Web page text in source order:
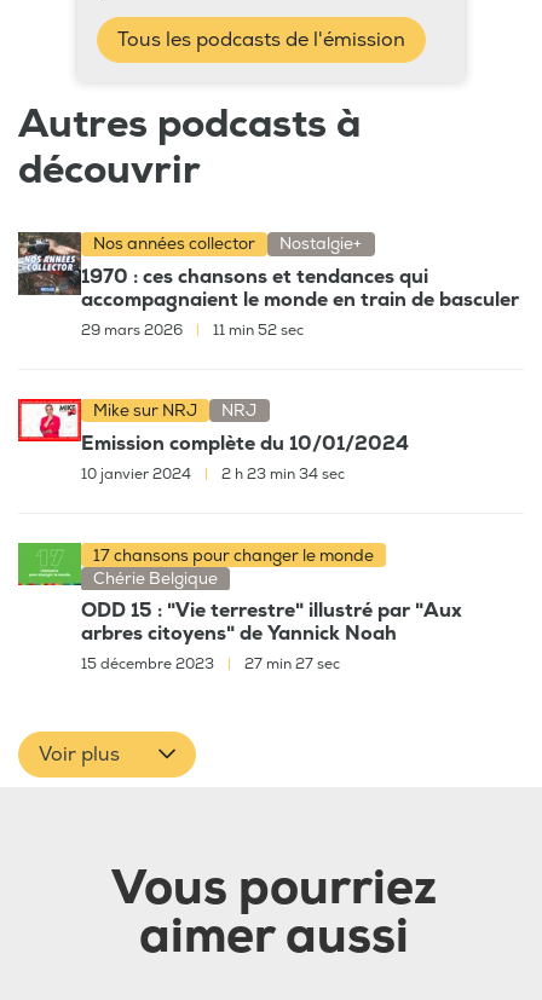
Tous les podcasts de l'émission
Autres podcasts à
découvrir
Nos années collector Nostalgie+
1970 : ces chansons et tendances qui
accompagnaient le monde en train de basculer
29 mars 2026 11 min 52 sec
Mike sur NRJ NRJ
Emission complète du 10/01/2024
10 janvier 2024 2 h 23 min 34 sec
17 chansons pour changer le monde
Chérie Belgique
ODD 15 : "Vie terrestre" illustré par "Aux
arbres citoyens" de Yannick Noah
15 décembre 2023 27 min 27 sec
Voir plus
Vous pourriez
aimer aussi